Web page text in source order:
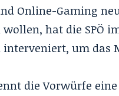
Online-Gaming
wollen, hat die SPÖ
um das
die Vorwürfe